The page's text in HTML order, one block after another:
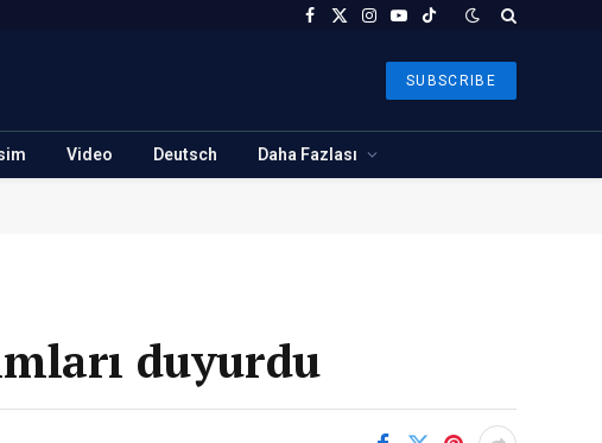
Facebook
X
Instagram
YouTubeTikTok
SUBSCRIBE
Video Deutsch Daha Fazlası
duyurdu